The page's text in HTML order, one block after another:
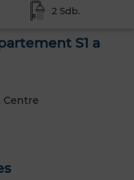
2 Sdb.
S1 a
Centre